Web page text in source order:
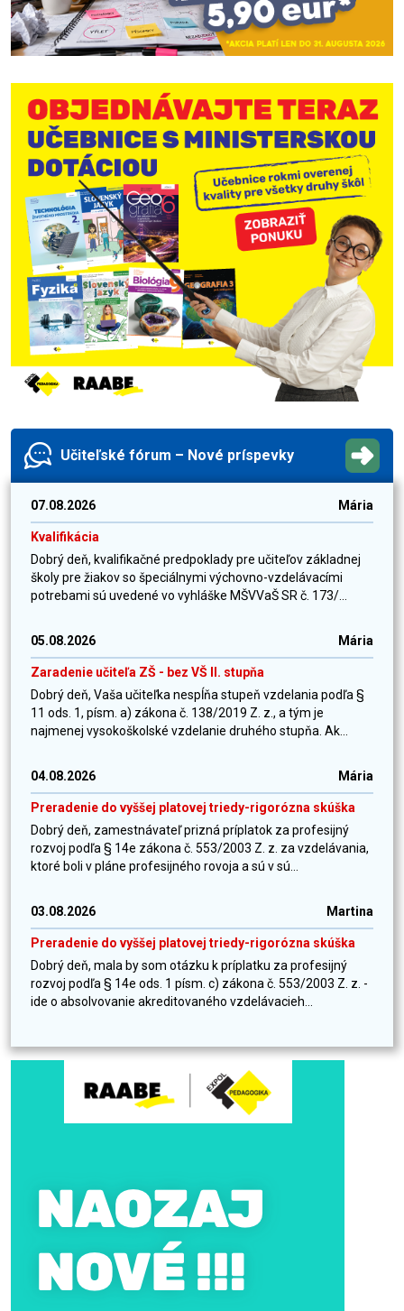
Učiteľské fórum – Nové príspevky
07.08.2026 Mária
Kvalifikácia
Dobrý deň, kvalifikačné predpoklady pre učiteľov základnej
školy pre žiakov so špeciálnymi výchovno-vzdelávacími
potrebami sú uvedené vo vyhláške MŠVVaŠ SR č. 173/...
05.08.2026 Mária
Zaradenie učiteľa ZŠ - bez VŠ II. stupňa
Dobrý deň, Vaša učiteľka nespĺňa stupeň vzdelania podľa §
11 ods. 1, písm. a) zákona č. 138/2019 Z. z., a tým je
najmenej vysokoškolské vzdelanie druhého stupňa. Ak...
04.08.2026 Mária
Preradenie do vyššej platovej triedy-rigorózna skúška
Dobrý deň, zamestnávateľ prizná príplatok za profesijný
rozvoj podľa § 14e zákona č. 553/2003 Z. z. za vzdelávania,
ktoré boli v pláne profesijného rovoja a sú v sú...
03.08.2026 Martina
Preradenie do vyššej platovej triedy-rigorózna skúška
Dobrý deň, mala by som otázku k príplatku za profesijný
rozvoj podľa § 14e ods. 1 písm. c) zákona č. 553/2003 Z. z. -
ide o absolvovanie akreditovaného vzdelávacieh...